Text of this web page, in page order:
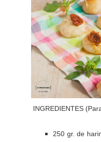
INGREDIENTES
250 gr. de